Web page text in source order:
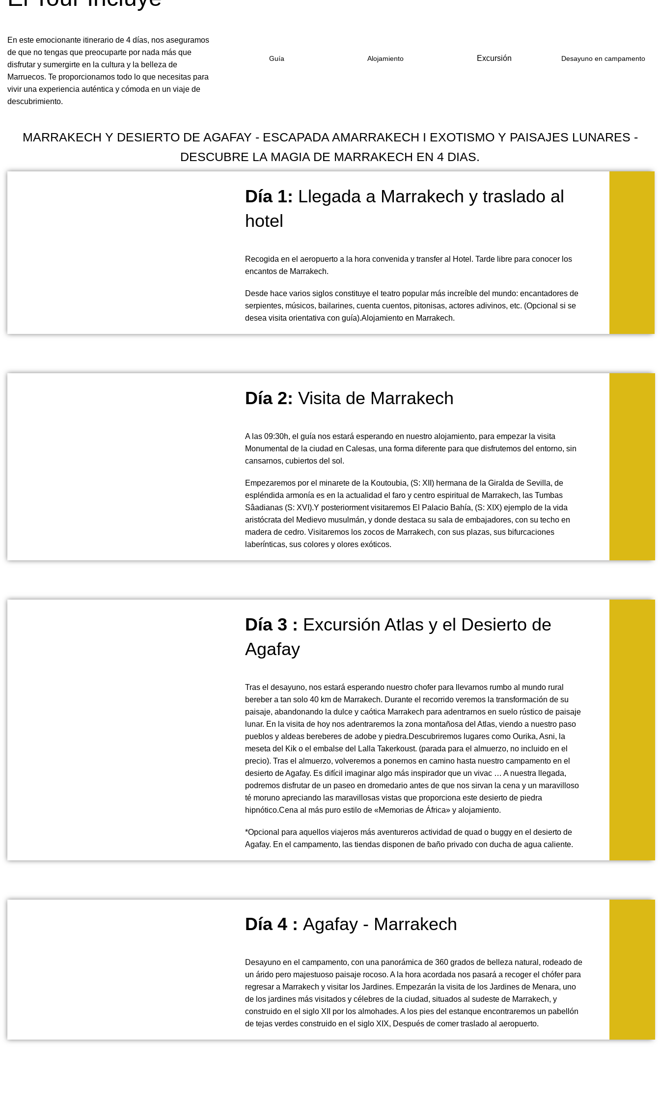
En este emocionante itinerario de 4 días, nos aseguramos
de que no tengas que preocuparte por nada más que
disfrutar y sumergirte en la cultura y la belleza de
Marruecos. Te proporcionamos todo lo que necesitas para
vivir una experiencia auténtica y cómoda en un viaje de
descubrimiento.
Guía Alojamiento Excursión Desayuno en campamento
MARRAKECH Y DESIERTO DE AGAFAY - ESCAPADA AMARRAKECH I EXOTISMO Y PAISAJES LUNARES -
DESCUBRE LA MAGIA DE MARRAKECH EN 4 DIAS.
Día 1: Llegada a Marrakech y traslado al
hotel
Recogida en el aeropuerto a la hora convenida y transfer al Hotel. Tarde libre para conocer los
encantos de Marrakech.
Desde hace varios siglos constituye el teatro popular más increíble del mundo: encantadores de
serpientes, músicos, bailarines, cuenta cuentos, pitonisas, actores adivinos, etc. (Opcional si se
desea visita orientativa con guía).Alojamiento en Marrakech.
Día 2: Visita de Marrakech
A las 09:30h, el guía nos estará esperando en nuestro alojamiento, para empezar la visita
Monumental de la ciudad en Calesas, una forma diferente para que disfrutemos del entorno, sin
cansarnos, cubiertos del sol.
Empezaremos por el minarete de la Koutoubia, (S: XII) hermana de la Giralda de Sevilla, de
espléndida armonía es en la actualidad el faro y centro espiritual de Marrakech, las Tumbas
Sâadianas (S: XVI).Y posteriorment visitaremos El Palacio Bahía, (S: XIX) ejemplo de la vida
aristócrata del Medievo musulmán, y donde destaca su sala de embajadores, con su techo en
madera de cedro. Visitaremos los zocos de Marrakech, con sus plazas, sus bifurcaciones
laberínticas, sus colores y olores exóticos.
Día 3 : Excursión Atlas y el Desierto de
Agafay
Tras el desayuno, nos estará esperando nuestro chofer para llevarnos rumbo al mundo rural
bereber a tan solo 40 km de Marrakech. Durante el recorrido veremos la transformación de su
paisaje, abandonando la dulce y caótica Marrakech para adentrarnos en suelo rústico de paisaje
lunar. En la visita de hoy nos adentraremos la zona montañosa del Atlas, viendo a nuestro paso
pueblos y aldeas bereberes de adobe y piedra.Descubriremos lugares como Ourika, Asni, la
meseta del Kik o el embalse del Lalla Takerkoust. (parada para el almuerzo, no incluido en el
precio). Tras el almuerzo, volveremos a ponernos en camino hasta nuestro campamento en el
desierto de Agafay. Es difícil imaginar algo más inspirador que un vivac … A nuestra llegada,
podremos disfrutar de un paseo en dromedario antes de que nos sirvan la cena y un maravilloso
té moruno apreciando las maravillosas vistas que proporciona este desierto de piedra
hipnótico.Cena al más puro estilo de «Memorias de África» y alojamiento.
*Opcional para aquellos viajeros más aventureros actividad de quad o buggy en el desierto de
Agafay. En el campamento, las tiendas disponen de baño privado con ducha de agua caliente.
Día 4 :Agafay - Marrakech
Desayuno en el campamento, con una panorámica de 360 grados de belleza natural, rodeado de
un árido pero majestuoso paisaje rocoso. A la hora acordada nos pasará a recoger el chófer para
regresar a Marrakech y visitar los Jardines. Empezarán la visita de los Jardines de Menara, uno
de los jardines más visitados y célebres de la ciudad, situados al sudeste de Marrakech, y
construido en el siglo XII por los almohades. A los pies del estanque encontraremos un pabellón
de tejas verdes construido en el siglo XIX, Después de comer traslado al aeropuerto.